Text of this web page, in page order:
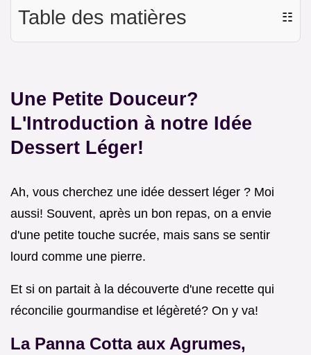
Table des matières ☷
Une Petite Douceur?
L'Introduction à notre Idée
Dessert Léger!
Ah, vous cherchez une idée dessert léger ? Moi
aussi! Souvent, après un bon repas, on a envie
d'une petite touche sucrée, mais sans se sentir
lourd comme une pierre.
Et si on partait à la découverte d'une recette qui
réconcilie gourmandise et légèreté? On y va!
La Panna Cotta aux Agrumes,